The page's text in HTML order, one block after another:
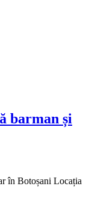
barman și
în Botoșani Locația